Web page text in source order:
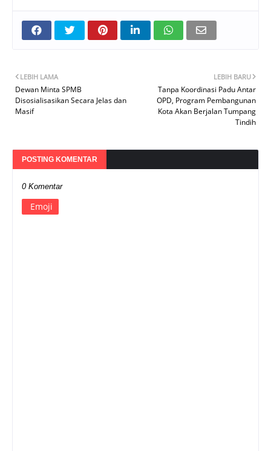
LEBIH BARU
Tanpa Koordinasi Padu Antar
OPD, Program Pembangunan
Kota Akan Berjalan Tumpang
Tindih
LEBIH LAMA
Dewan Minta SPMB
Disosialisasikan Secara Jelas dan
Masif
POSTING KOMENTAR
0 Komentar
Emoji